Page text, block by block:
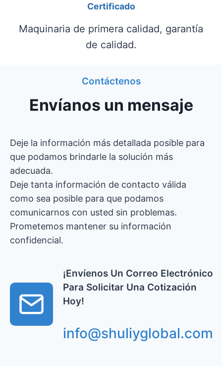
Certificado
Maquinaria de primera calidad, garantía
de calidad.
Contáctenos
Envíanos un mensaje
Deje la información más detallada posible para
que podamos brindarle la solución más
adecuada.
Deje tanta información de contacto válida
como sea posible para que podamos
comunicarnos con usted sin problemas.
Prometemos mantener su información
confidencial.
¡Envíenos Un Correo Electrónico
Para Solicitar Una Cotización
Hoy!
info@shuliyglobal.com